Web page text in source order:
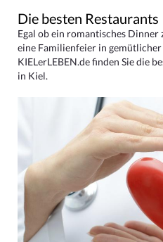
Die besten Restaurants
Egal ob ein romantisches
eine Familienfeier in
KIELerLEBEN.de finden Sie die
in Kiel.